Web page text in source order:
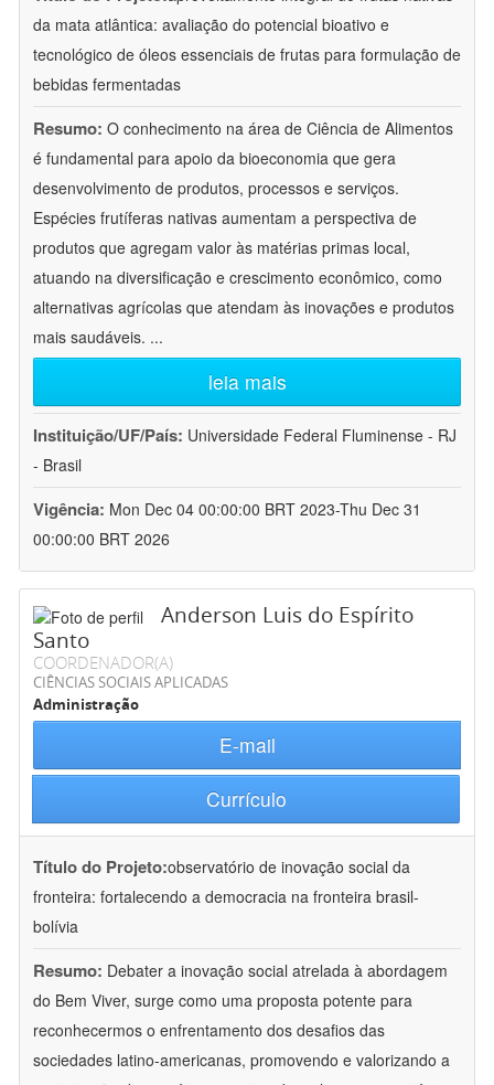
da mata atlântica: avaliação do potencial bioativo e
tecnológico de óleos essenciais de frutas para formulação de
bebidas fermentadas
Resumo: O conhecimento na área de Ciência de Alimentos
é fundamental para apoio da bioeconomia que gera
desenvolvimento de produtos, processos e serviços.
Espécies frutíferas nativas aumentam a perspectiva de
produtos que agregam valor às matérias primas local,
atuando na diversificação e crescimento econômico, como
alternativas agrícolas que atendam às inovações e produtos
mais saudáveis. ...
leia mais
Instituição/UF/País: Universidade Federal Fluminense - RJ
- Brasil
Vigência: Mon Dec 04 00:00:00 BRT 2023-Thu Dec 31
00:00:00 BRT 2026
Anderson Luis do Espírito
Santo
COORDENADOR(A)
CIÊNCIAS SOCIAIS APLICADAS
Administração
E-mail
Currículo
Título do Projeto:observatório de inovação social da
fronteira: fortalecendo a democracia na fronteira brasil-
bolívia
Resumo: Debater a inovação social atrelada à abordagem
do Bem Viver, surge como uma proposta potente para
reconhecermos o enfrentamento dos desafios das
sociedades latino-americanas, promovendo e valorizando a